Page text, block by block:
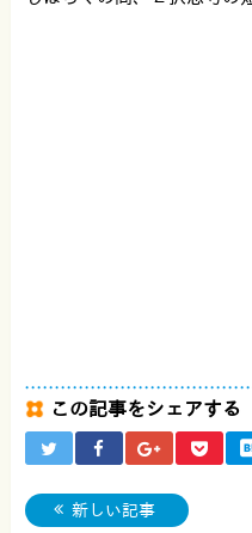
この記事をシェアする
新しい記事